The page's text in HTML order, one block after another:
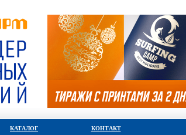
КАТАЛОГ КОНТАКТ